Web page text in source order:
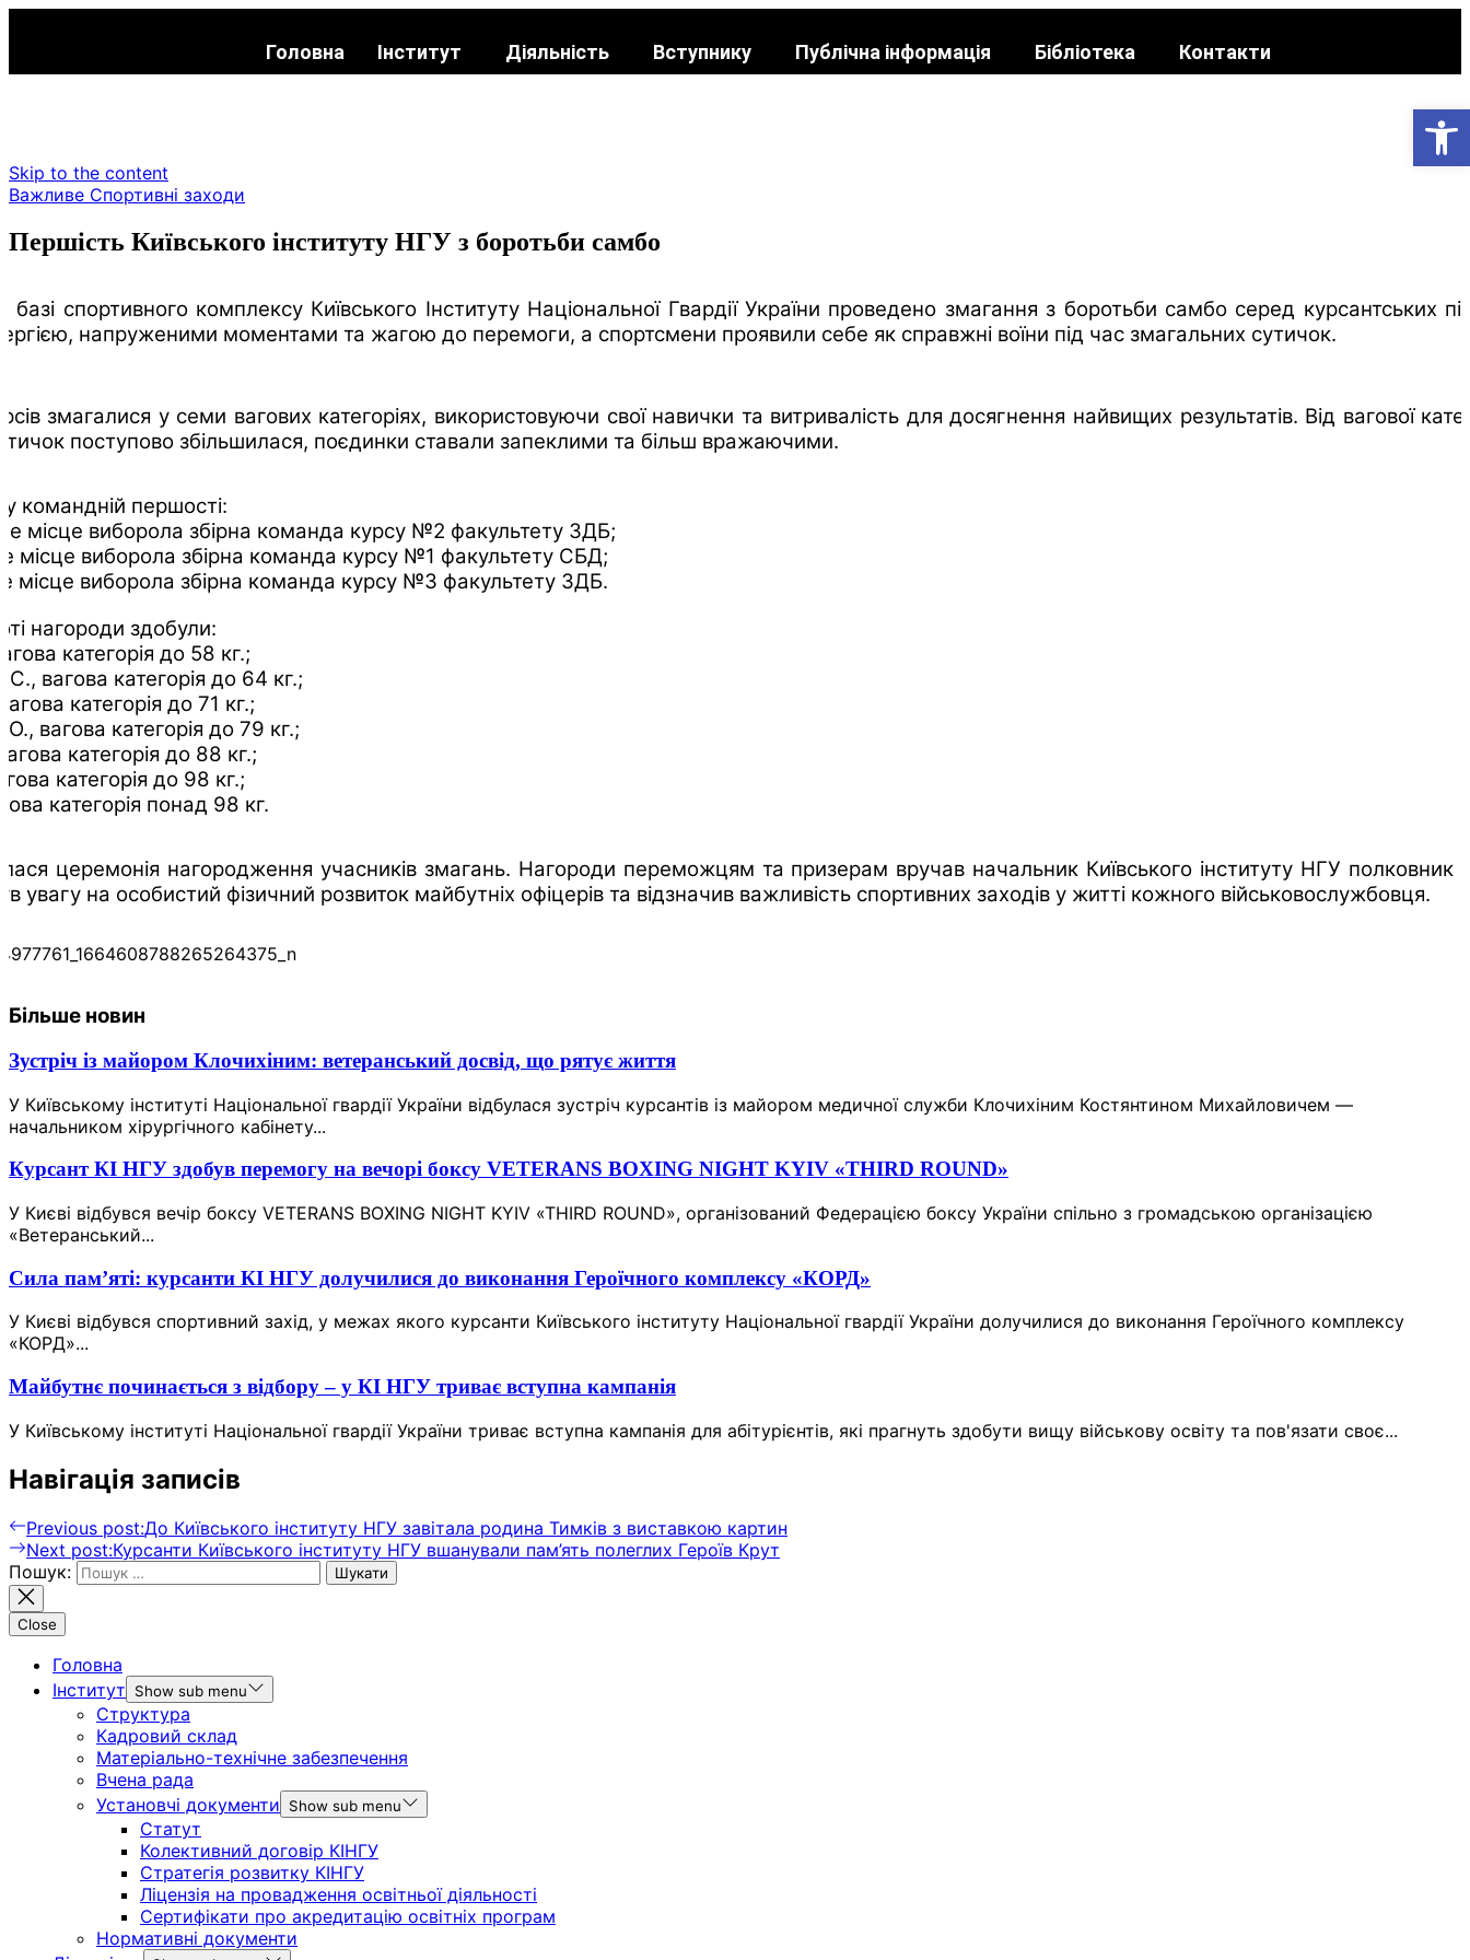
Головна Інститут Діяльність Вступнику Публічна інформація Бібліотека Контакти
Skip to the content
Важливе Спортивні заходи
Першість Київського інституту НГУ з боротьби самбо
спортивного комплексу Київського Інституту Національної Гвардії України проведено змагання з боротьби самбо серед курсантських
напруженими моментами та жагою до перемоги, а спортсмени проявили себе як справжні воїни під час змагальних сутичок.
змагалися у семи вагових категоріях, використовуючи свої навички та витривалість для досягнення найвищих результатів. Від вагової
поступово збільшилася, поєдинки ставали запеклими та більш вражаючими.
командній першості:
місце виборола збірна команда курсу №2 факультету ЗДБ;
місце виборола збірна команда курсу №1 факультету СБД;
місце виборола збірна команда курсу №3 факультету ЗДБ.
нагороди здобули:
категорія до 58 кг.;
вагова категорія до 64 кг.;
категорія до 71 кг.;
вагова категорія до 79 кг.;
категорія до 88 кг.;
категорія до 98 кг.;
категорія понад 98 кг.
церемонія нагородження учасників змагань. Нагороди переможцям та призерам вручав начальник Київського інституту НГУ
увагу на особистий фізичний розвиток майбутніх офіцерів та відзначив важливість спортивних заходів у житті кожного військовослужбовця.
Більше новин
Зустріч із майором Клочихіним: ветеранський досвід, що рятує життя
У Київському інституті Національної гвардії України відбулася зустріч курсантів із майором медичної служби Клочихіним Костянтином Михайловичем —
начальником хірургічного кабінету...
Курсант КІ НГУ здобув перемогу на вечорі боксу VETERANS BOXING NIGHT KYIV «THIRD ROUND»
У Києві відбувся вечір боксу VETERANS BOXING NIGHT KYIV «THIRD ROUND», організований Федерацією боксу України спільно з громадською організацією
«Ветеранський...
Сила пам’яті: курсанти КІ НГУ долучилися до виконання Героїчного комплексу «КОРД»
У Києві відбувся спортивний захід, у межах якого курсанти Київського інституту Національної гвардії України долучилися до виконання Героїчного комплексу
«КОРД»...
Майбутнє починається з відбору – у КІ НГУ триває вступна кампанія
У Київському інституті Національної гвардії України триває вступна кампанія для абітурієнтів, які прагнуть здобути вищу військову освіту та пов'язати своє...
Навігація записів
Previous post:До Київського інституту НГУ завітала родина Тимків з виставкою картин
Next post:Курсанти Київського інституту НГУ вшанували пам’ять полеглих Героїв Крут
Пошук:
Close
Головна
Інститут
Show sub menu
Структура
Кадровий склад
Матеріально-технічне забезпечення
Вчена рада
Установчі документи
Show sub menu
Статут
Колективний договір КІНГУ
Стратегія розвитку КІНГУ
Ліцензія на провадження освітньої діяльності
Сертифікати про акредитацію освітніх програм
Нормативні документи